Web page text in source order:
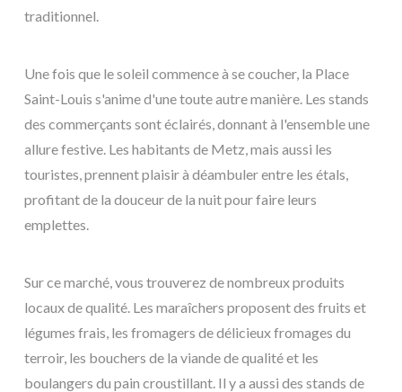
traditionnel.
Une fois que le soleil commence à se coucher, la Place
Saint-Louis s'anime d'une toute autre manière. Les stands
des commerçants sont éclairés, donnant à l'ensemble une
allure festive. Les habitants de Metz, mais aussi les
touristes, prennent plaisir à déambuler entre les étals,
profitant de la douceur de la nuit pour faire leurs
emplettes.
Sur ce marché, vous trouverez de nombreux produits
locaux de qualité. Les maraîchers proposent des fruits et
légumes frais, les fromagers de délicieux fromages du
terroir, les bouchers de la viande de qualité et les
boulangers du pain croustillant. Il y a aussi des stands de